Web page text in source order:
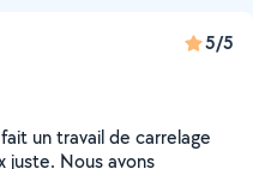
5/5
un travail de carrelage
juste. Nous avons